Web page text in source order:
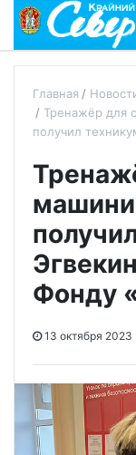
Главная
Тренажёр для
получил
Фонду
13 октября 2023